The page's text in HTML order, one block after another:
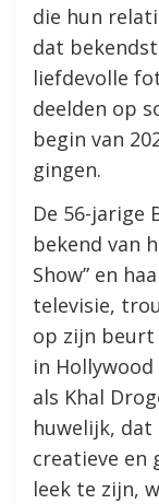
die hun
dat
liefdevolle
deelden op
begin van
gingen.
De 56-jarige
bekend van
Show” en
televisie,
op zijn beurt
in
als Khal
huwelijk, dat
creatieve en
leek te zijn,